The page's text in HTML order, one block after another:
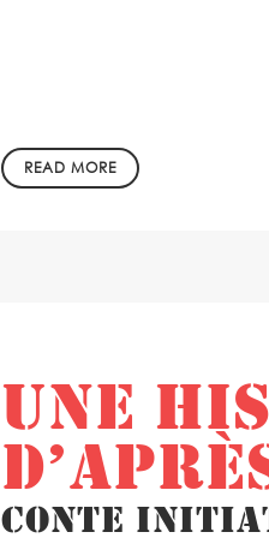
READ MORE
UNE
Conte